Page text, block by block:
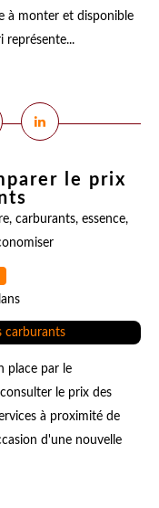
à monter et disponible
représente...
le prix
, carburants, essence,
place par le
le prix des
à proximité de
d'une nouvelle